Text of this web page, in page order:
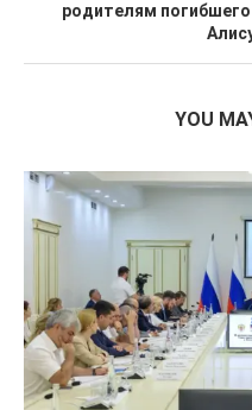
родителям
YOU